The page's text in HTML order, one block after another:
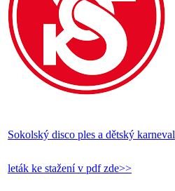
Sokolský disco ples a dětský karneval
leták ke stažení v pdf zde>>